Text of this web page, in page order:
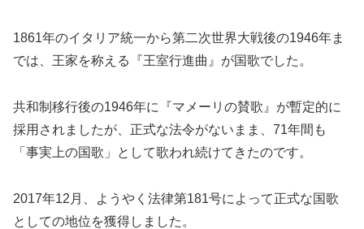
1861年のイタリア統一から第二次世界大戦後の1946年ま
では、王家を称える『王室行進曲』が国歌でした。
共和制移行後の1946年に『マメーリの賛歌』が暫定的に
採用されましたが、正式な法令がないまま、71年間も
「事実上の国歌」として歌われ続けてきたのです。
2017年12月、ようやく法律第181号によって正式な国歌
としての地位を獲得しました。